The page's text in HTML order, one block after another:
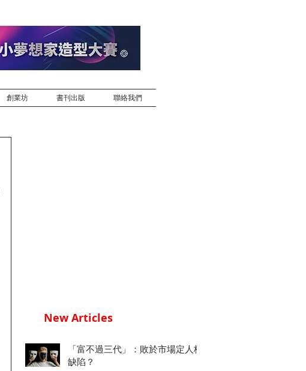
創業坊 書刊出版 聯絡我們
New Articles
「富不過三代」：敗於市場定人格
缺陷？